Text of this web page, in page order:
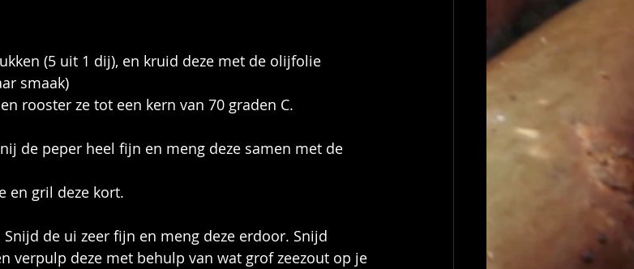
(5 uit 1 dij), en kruid deze met de olijfolie
smaak)
rooster ze tot een kern van 70 graden C.
de peper heel fijn en meng deze samen met de
en gril deze kort.
de ui zeer fijn en meng deze erdoor. Snijd
verpulp deze met behulp van wat grof zeezout op je